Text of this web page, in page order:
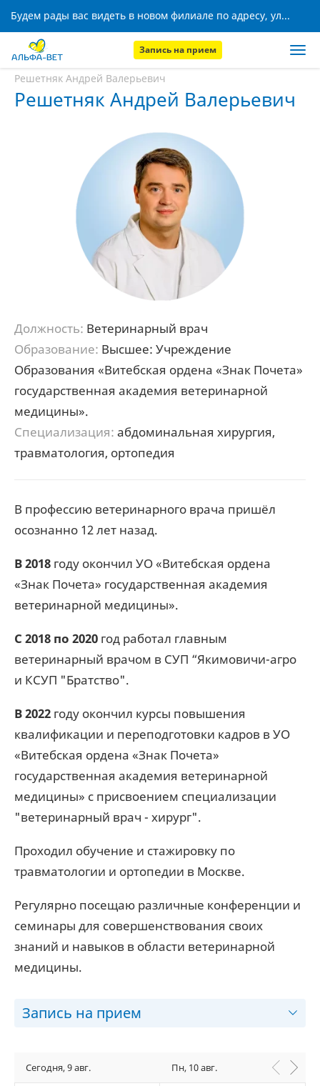
Будем рады вас видеть в новом филиале по адресу, ул. Кижеватова, 8!
Запись на прием
Главная
Наши сотрудники
Решетняк Андрей Валерьевич
Решетняк Андрей Валерьевич
Должность: Ветеринарный врач
Образование: Высшее: Учреждение
Образования «Витебская ордена «Знак Почета»
государственная академия ветеринарной
медицины».
Специализация: абдоминальная хирургия,
травматология, ортопедия
В профессию ветеринарного врача пришёл
осознанно 12 лет назад.
В 2018 году окончил УО «Витебская ордена
«Знак Почета» государственная академия
ветеринарной медицины».
С 2018 по 2020 год работал главным
ветеринарный врачом в СУП “Якимовичи-агро
и КСУП "Братство".
В 2022 году окончил курсы повышения
квалификации и переподготовки кадров в УО
«Витебская ордена «Знак Почета»
государственная академия ветеринарной
медицины» с присвоением специализации
"ветеринарный врач - хирург".
Проходил обучение и стажировку по
травматологии и ортопедии в Москве.
Регулярно посещаю различные конференции и
семинары для совершенствования своих
знаний и навыков в области ветеринарной
медицины.
Запись на прием
Сегодня, 9 авг. Пн, 10 авг.